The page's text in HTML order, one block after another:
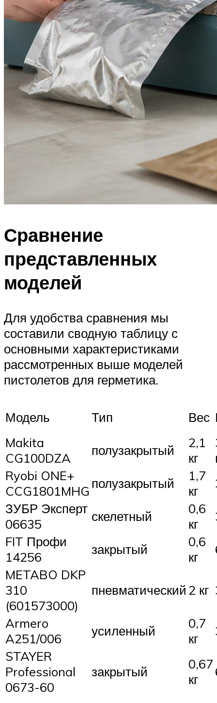
Сравнение
представленных
моделей
Для удобства сравнения мы
составили сводную таблицу с
основными характеристиками
рассмотренных выше моделей
пистолетов для герметика.
Модель Тип Вес
Makita
CG100DZA
полузакрытый
2,1
кг
Ryobi ONE+
CCG1801MHGполузакрытый
1,7
кг
ЗУБР Эксперт
06635
скелетный
0,6
кг
FIT Профи
14256
закрытый
0,6
кг
METABO DKP
310
(601573000)
пневматический 2 кг
Armero
A251/006
усиленный
0,7
кг
STAYER
Professional
0673-60
закрытый
0,67
кг